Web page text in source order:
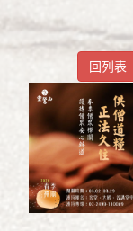
回列表